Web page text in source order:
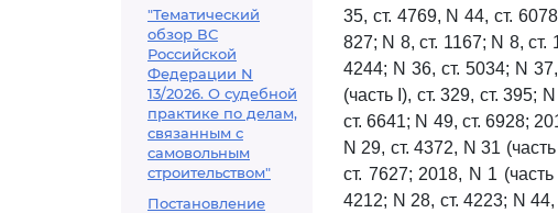
"Тематический
обзор ВС
Российской
Федерации N
13/2026. О судебной
практике по делам,
связанным с
самовольным
строительством"
Постановление
35, ст. 4769, N 44, ст.
827; N 8, ст. 1167; N 8, ст.
4244; N 36, ст. 5034; N
(часть I), ст. 329, ст. 395;
ст. 6641; N 49, ст. 6928;
N 29, ст. 4372, N 31
ст. 7627; 2018, N 1
4212; N 28, ст. 4223; N 44,